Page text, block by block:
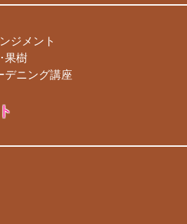
ジメント
果樹
デニング講座